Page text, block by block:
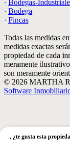
, ¿te gusta esta
· Bodegas-
· Bodega
· Fincas
Todas las medidas
medidas exactas
propiedad de cada
meramente
son meramente
© 2026 MARTHA
Software